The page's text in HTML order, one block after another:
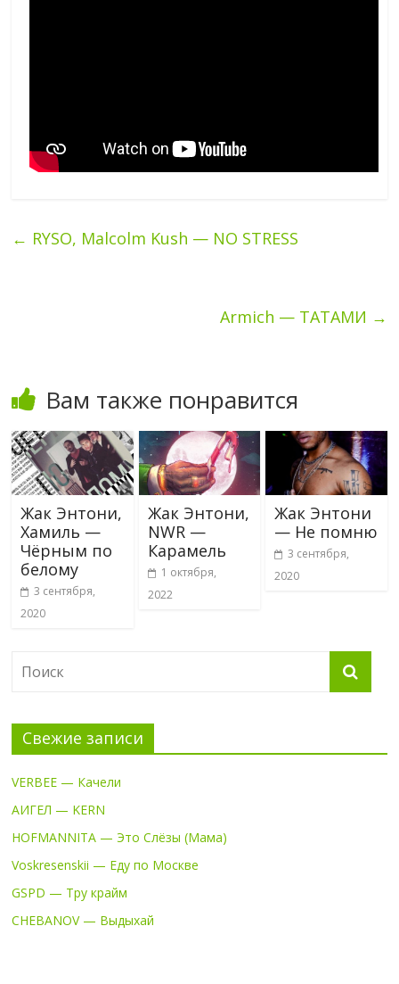
← RYSO, Malcolm Kush — NO STRESS
Armich — ТАТАМИ →
Вам также понравится
Жак Энтони,
Хамиль —
Чёрным по
белому
3 сентября,
2020
Жак Энтони,
NWR —
Карамель
1 октября,
2022
Жак Энтони
— Не помню
3 сентября,
2020
Свежие записи
VERBEE — Качели
АИГЕЛ — KERN
HOFMANNITA — Это Слёзы (Мама)
Voskresenskii — Еду по Москве
GSPD — Тру крайм
CHEBANOV — Выдыхай